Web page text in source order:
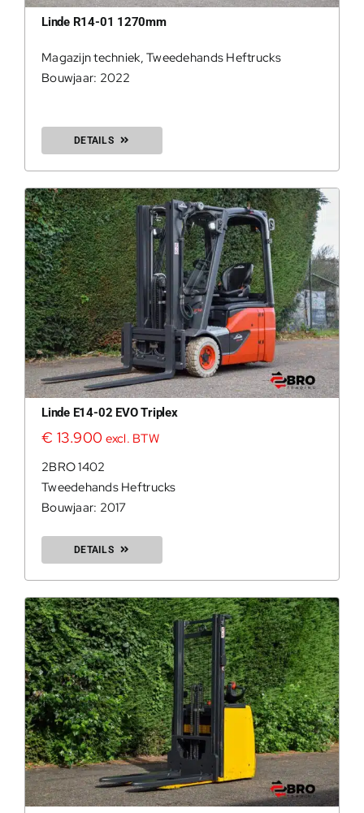
Linde R14-01 1270mm
Magazijn techniek,Tweedehands Heftrucks
Bouwjaar: 2022
DETAILS
Linde E14-02 EVO Triplex
€ 13.900 excl. BTW
2BRO 1402
Tweedehands Heftrucks
Bouwjaar: 2017
DETAILS
200Kg =
200Kg